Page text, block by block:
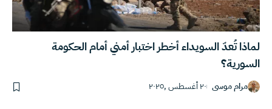
لماذا تُعدّ السويداء أخطر اختبار أمني أمام الحكومة
السورية؟
مرام موسى ٢٠ أغسطس ,٢٠٢٥